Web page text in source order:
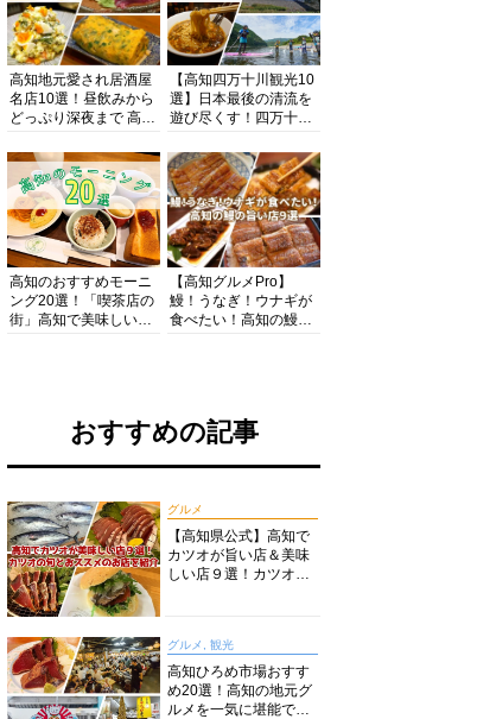
高知地元愛され居酒屋
名店10選！昼飲みから
どっぷり深夜まで 高知
知グルメPro】
【高知四万十川観光10
選】日本最後の清流を
遊び尽くす！四万十川
を網羅したおすすめガ
イド
高知のおすすめモーニ
ング20選！「喫茶店の
街」高知で美味しい喫
【高知グルメPro】
鰻！うなぎ！ウナギが
食べたい！高知の鰻の
おすすめの記事
グルメ
【高知県公式】高知で
カツオが旨い店＆美味
しい店９選！カツオの
グルメ, 観光
高知ひろめ市場おすす
め20選！高知の地元グ
ルメを一気に堪能でき